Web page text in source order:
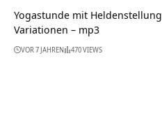
Yogastunde mit Heldenstellung
Variationen – mp3
VOR 7 JAHREN 470 VIEWS